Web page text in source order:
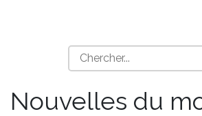
Nouvelles du